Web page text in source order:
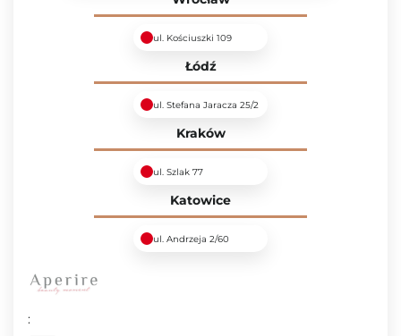
ul. Kościuszki 109
Łódź
ul. Stefana Jaracza 25/2
Kraków
ul. Szlak 77
Katowice
ul. Andrzeja 2/60
: